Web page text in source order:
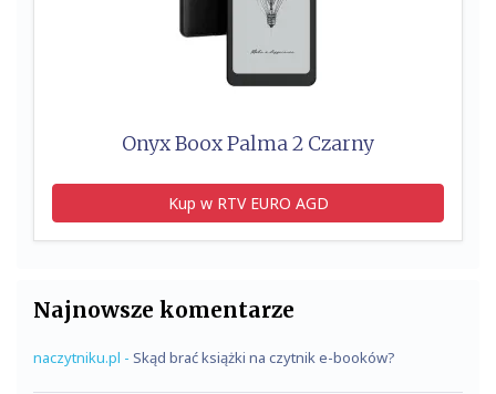
Onyx Boox Palma 2 Czarny
Kup w RTV EURO AGD
Najnowsze komentarze
naczytniku.pl - Skąd brać książki na czytnik e-booków?